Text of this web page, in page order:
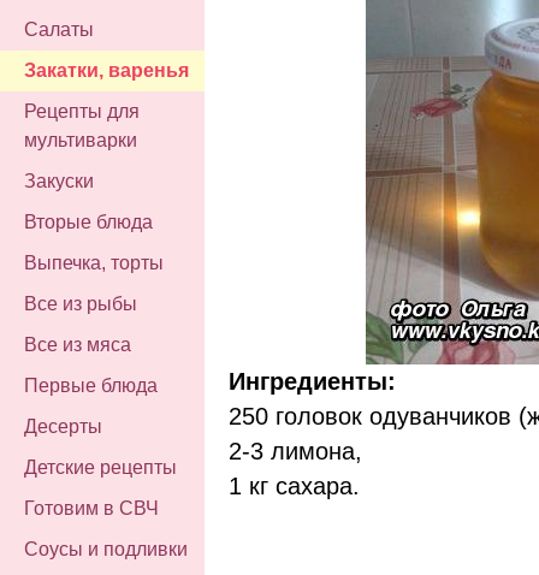
Салаты
Закатки, варенья
Рецепты для
мультиварки
Закуски
Вторые блюда
Выпечка, торты
Все из рыбы
Все из мяса
Первые блюда
Десерты
Детские рецепты
Готовим в СВЧ
Соусы и подливки
Ингредиенты:
250 головок одуванчиков
2-3 лимона,
1 кг сахара.